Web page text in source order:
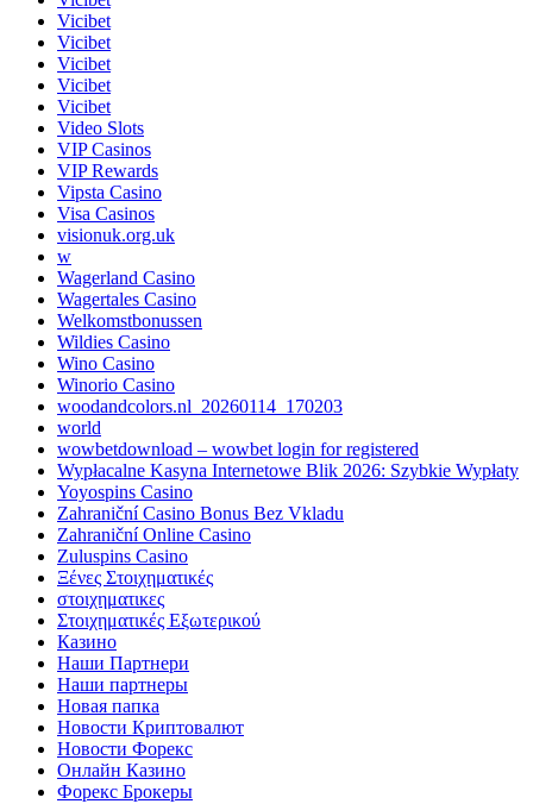
Vicibet
Vicibet
Vicibet
Vicibet
Vicibet
Video Slots
VIP Casinos
VIP Rewards
Vipsta Casino
Visa Casinos
visionuk.org.uk
w
Wagerland Casino
Wagertales Casino
Welkomstbonussen
Wildies Casino
Wino Casino
Winorio Casino
woodandcolors.nl_20260114_170203
world
wowbetdownload – wowbet login for registered
Wypłacalne Kasyna Internetowe Blik 2026: Szybkie Wypłaty
Yoyospins Casino
Zahraniční Casino Bonus Bez Vkladu
Zahraniční Online Casino
Zuluspins Casino
Ξένες Στοιχηματικές
στοιχηματικες
Στοιχηματικές Εξωτερικού
Казино
Наши Партнери
Наши партнеры
Новая папка
Новости Криптовалют
Новости Форекс
Онлайн Казино
Форекс Брокеры